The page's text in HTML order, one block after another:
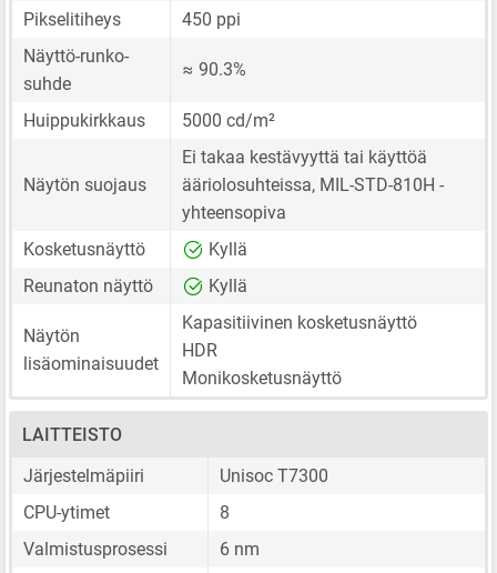
Pikselitiheys
450 ppi
Näyttö-runko-
suhde
≈ 90.3%
Huippukirkkaus 5000 cd/m²
Näytön suojaus
Ei takaa kestävyyttä tai käyttöä
ääriolosuhteissa, MIL-STD-810H -
yhteensopiva
Kosketusnäyttö
Kyllä
Reunaton näyttö
Kyllä
Näytön
lisäominaisuudet
Kapasitiivinen kosketusnäyttö
HDR
Monikosketusnäyttö
LAITTEISTO
Järjestelmäpiiri
Unisoc T7300
CPU-ytimet
8
Valmistusprosessi
6 nm